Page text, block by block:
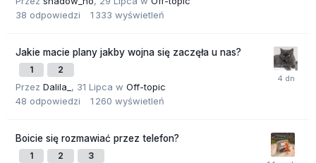
38 odpowiedzi 1 333 wyświetleń
Jakie macie plany jakby wojna się zaczęła u nas?
1 2
Przez Dalila_ , 31 Lipca w Off-topic
48 odpowiedzi 1 260 wyświetleń
Boicie się rozmawiać przez telefon?
1 2 3